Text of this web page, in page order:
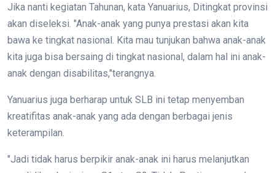
Jika nanti kegiatan Tahunan, kata Yanuarius, Ditingkat provinsi
akan diseleksi. "Anak-anak yang punya prestasi akan kita
bawa ke tingkat nasional. Kita mau tunjukan bahwa anak-anak
kita juga bisa bersaing di tingkat nasional, dalam hal ini anak-
anak dengan disabilitas,"terangnya.
Yanuarius juga berharap untuk SLB ini tetap menyemban
kreatifitas anak-anak yang ada dengan berbagai jenis
keterampilan.
"Jadi tidak harus berpikir anak-anak ini harus melanjutkan